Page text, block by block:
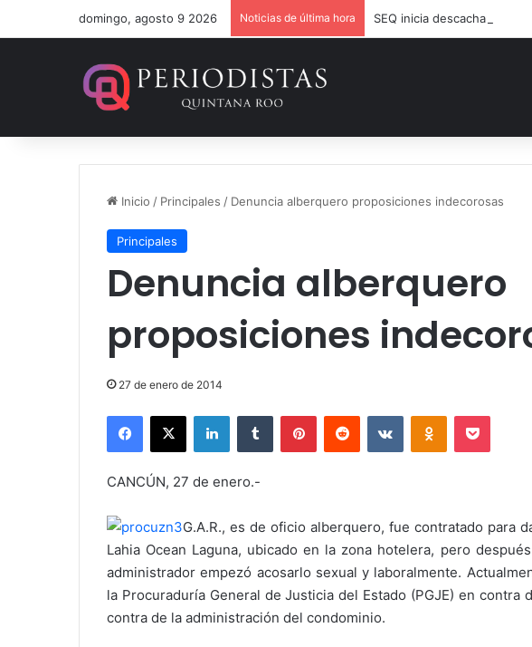
domingo, agosto 9 2026 Noticias de última hora
Inicio / Principales / Denuncia alberquero proposiciones indecorosas
Principales
Denuncia alberquero
proposiciones
27 de enero de 2014
Facebook
X LinkedInTumblr PinterestReddit VKontakteOdnoklassniki
Pocket
CANCÚN, 27 de enero.-
G.A.R., es de oficio alberquero, fue contratado para
Lahia Ocean Laguna, ubicado en la zona hotelera, pero
administrador empezó acosarlo sexual y laboralmente.
la Procuraduría General de Justicia del Estado (PGJE) en contra
contra de la administración del condominio.